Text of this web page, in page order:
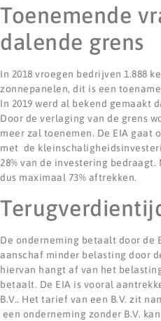
Toenemende
dalende grens
In 2018 vroegen bedrijven 1.888
zonnepanelen, dit is een
In 2019 werd al bekend gemaakt
Door de verlaging van de grens
meer zal toenemen. De EIA gaat
met de
28% van de investering bedraagt.
dus maximaal 73% aftrekken.
De onderneming betaalt door de
aanschaf minder belasting door
hiervan hangt af van het
betaalt. De EIA is vooral
B.V.. Het tarief van een B.V. zit
een onderneming zonder B.V.